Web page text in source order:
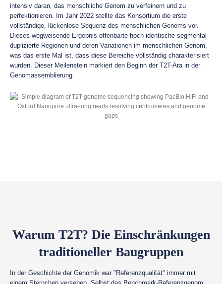
intensiv daran, das menschliche Genom zu verfeinern und zu
perfektionieren. Im Jahr 2022 stellte das Konsortium die erste
vollständige, lückenlose Sequenz des menschlichen Genoms vor.
Dieses wegweisende Ergebnis offenbarte hoch identische segmental
duplizierte Regionen und deren Variationen im menschlichen Genom,
was das erste Mal ist, dass diese Bereiche vollständig charakterisiert
wurden. Dieser Meilenstein markiert den Beginn der T2T-Ära in der
Genomassemblierung.
Warum T2T? Die Einschränkungen
traditioneller Baugruppen
In der Geschichte der Genomik war "Referenzqualität" immer mit